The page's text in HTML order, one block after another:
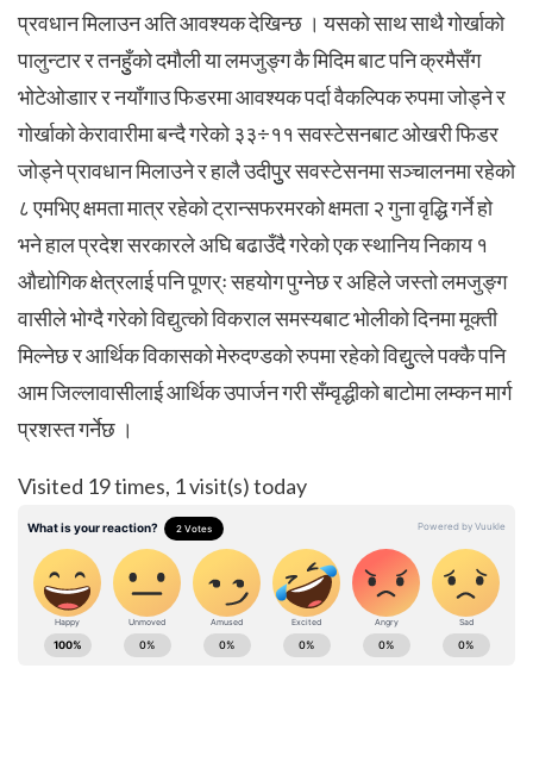
प्रवधान मिलाउन अति आवश्यक देखिन्छ । यसको साथ साथै गोर्खाको
पालुन्टार र तनहुुँको दमौली या लमजुङ्ग कै मिदिम बाट पनि क्रमैसँग
भोटेओडाार र नयाँगाउ फिडरमा आवश्यक पर्दा वैकल्पिक रुपमा जोड्ने र
गोर्खाको केरावारीमा बन्दै गरेको ३३÷११ सवस्टेसनबाट ओखरी फिडर
जोड्ने प्रावधान मिलाउने र हालै उदीपुुर सवस्टेसनमा सञ्चालनमा रहेको
८ एमभिए क्षमता मात्र रहेको ट्रान्सफरमरको क्षमता २ गुना वृद्धि गर्ने हो
भने हाल प्रदेश सरकारले अघि बढाउँदै गरेको एक स्थानिय निकाय १
औद्योगिक क्षेत्रलाई पनि पूणर्ः सहयोग पुग्नेछ र अहिले जस्तो लमजुङ्ग
वासीले भोग्दै गरेको विद्युत्को विकराल समस्यबाट भोलीको दिनमा मूक्ती
मिल्नेछ र आर्थिक विकासको मेरुदण्डको रुपमा रहेको विद्युुत्ले पक्कै पनि
आम जिल्लावासीलाई आर्थिक उपार्जन गरी सँम्वृद्धीको बाटोमा लम्कन मार्ग
प्रशस्त गर्नेछ ।
Visited 19 times, 1 visit(s) today